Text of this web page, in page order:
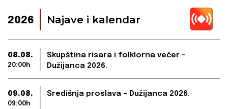
2026 Najave i kalendar
08.08.
20:00h
Skupština risara i folklorna večer –
Dužijanca 2026.
09.08.
09:00h
Središnja proslava – Dužijanca 2026.